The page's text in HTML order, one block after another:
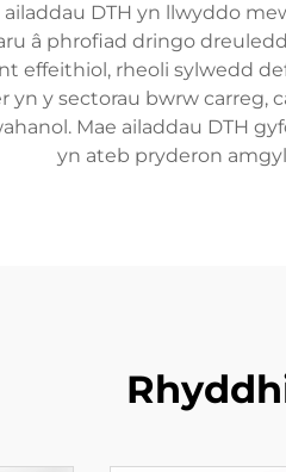
DTH yn llwyddo
â phrofiad dringo
effeithiol, rheoli sylwedd
yn y sectorau bwrw carreg,
Mae ailaddau DTH
yn ateb pryderon